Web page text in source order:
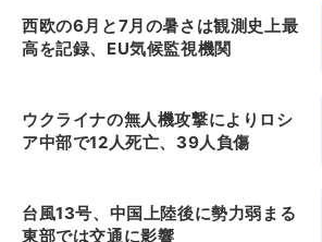
西欧の6月と7月の暑さは観測史上最
高を記録、EU気候監視機関
ウクライナの無人機攻撃によりロシ
ア中部で12人死亡、39人負傷
台風13号、中国上陸後に勢力弱まる
東部では交通に影響